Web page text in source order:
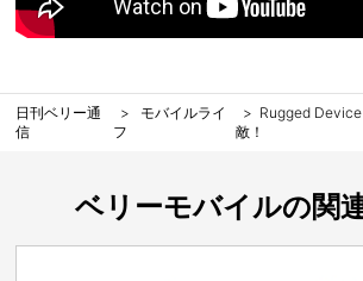
日刊ベリー通
信
モバイルライ
フ
Rugged
敵！
ベリーモバイルの関